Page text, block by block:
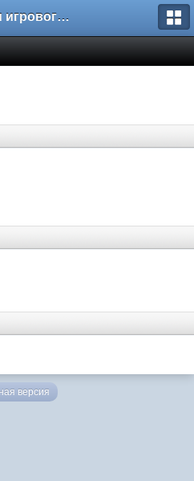
Форум игрового проекта Riverrise
версия